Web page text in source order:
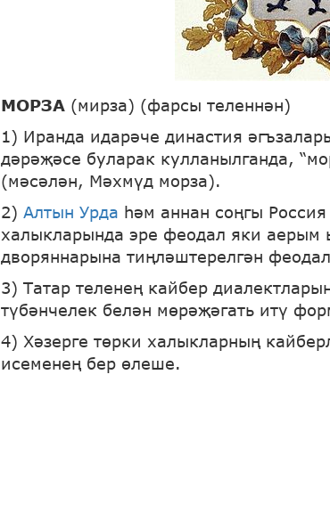
МОРЗА (мирза) (фарсы теленнән)
1) Иранда идарәче династия
дәрәҗәсе буларак кулланылганда,
(мәсәлән, Мәхмүд морза).
2)Алтын Урда һәм аннан соңгы
халыкларында эре феодал яки аерым
дворяннарына тиңләштерелгән
3) Татар теленең кайбер
түбәнчелек белән мөрәҗәгать итү
4) Хәзерге төрки халыкларның
исеменең бер өлеше.